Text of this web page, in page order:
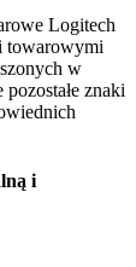
Logitech
towarowymi
w
znaki
i